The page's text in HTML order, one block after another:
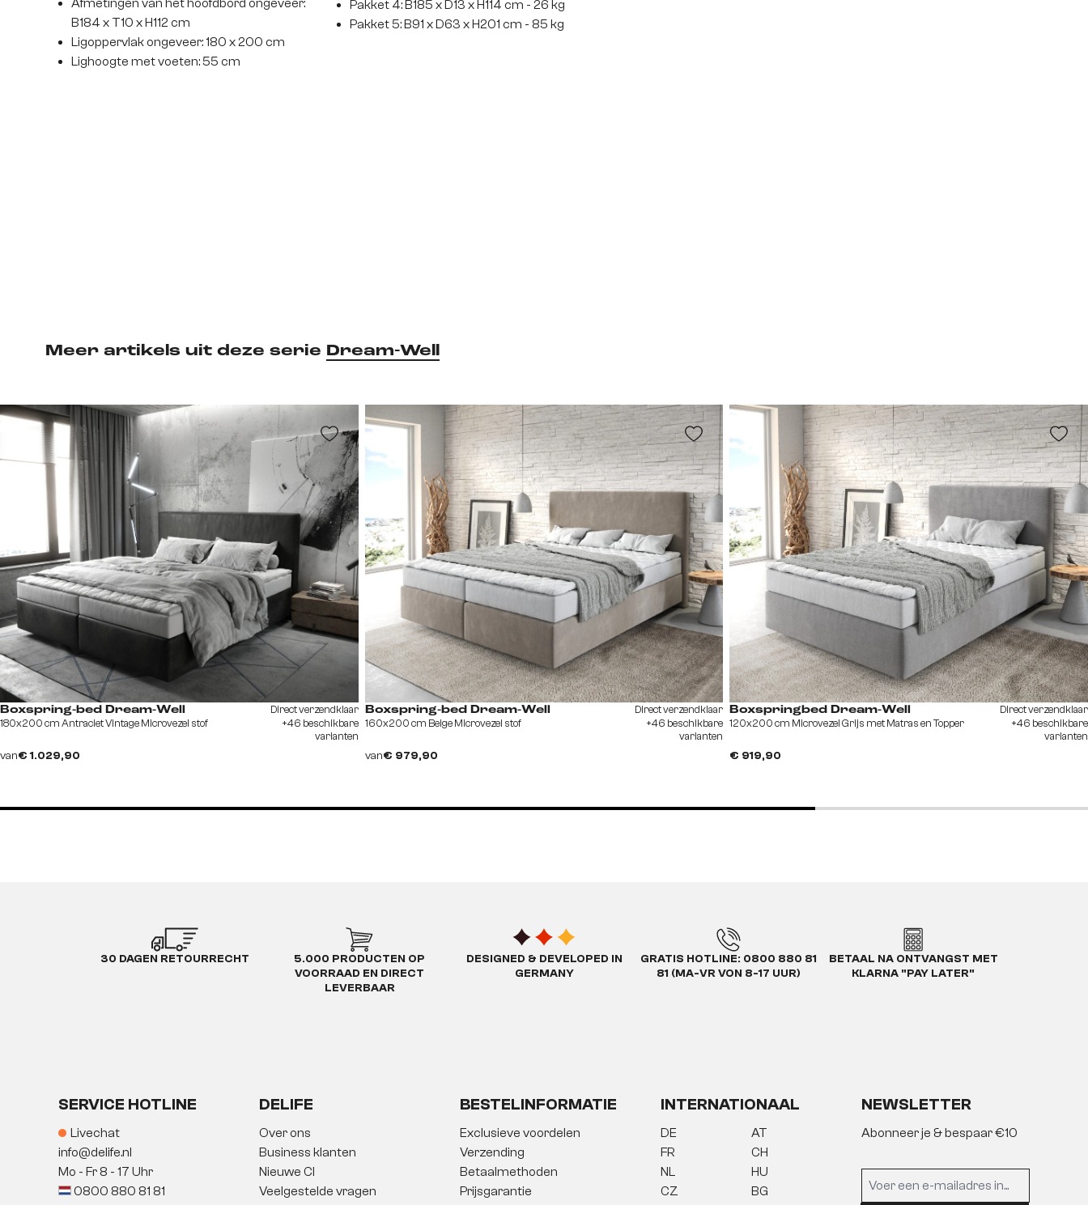
B184 x T10 x H112 cm
Ligoppervlak ongeveer: 180 x 200 cm
Lighoogte met voeten: 55 cm
Pakket 4: B185 x D13 x H114 cm - 26 kg
Pakket 5: B91 x D63 x H201 cm - 85 kg
Meer artikels uit deze serie Dream-Well
Boxspring-bed Dream-Well
180x200 cm Antraciet Vintage Microvezel stof
van€ 1.029,90
Direct verzendklaar
+46 beschikbare
varianten
Boxspring-bed Dream-Well
160x200 cm Beige Microvezel stof
van€ 979,90
Direct verzendklaar
+46 beschikbare
varianten
Boxspringbed Dream-Well
120x200 cm Microvezel Grijs met Matras en Topper
€ 919,90
Direct verzendklaar
+46 beschikbare
varianten
30 DAGEN RETOURRECHT
5.000 PRODUCTEN OP
VOORRAAD EN DIRECT
LEVERBAAR
DESIGNED & DEVELOPED IN
GERMANY
GRATIS HOTLINE: 0800 880 81
81 (MA-VR VON 8-17 UUR)
BETAAL NA ONTVANGST MET
KLARNA "PAY LATER"
SERVICE HOTLINE
Livechat
info@delife.nl
Mo - Fr 8 - 17 Uhr
0800 880 81 81
DELIFE
Over ons
Business klanten
Nieuwe CI
Veelgestelde vragen
BESTELINFORMATIE
Exclusieve voordelen
Verzending
Betaalmethoden
Prijsgarantie
INTERNATIONAAL
DE
FR
NL
CZ
AT
CH
HU
BG
NEWSLETTER
Abonneer je & bespaar €10